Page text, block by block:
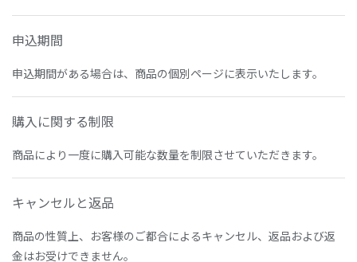
申込期間
申込期間がある場合は、商品の個別ページに表示いたします。
購入に関する制限
商品により一度に購入可能な数量を制限させていただきます。
キャンセルと返品
商品の性質上、お客様のご都合によるキャンセル、返品および返
金はお受けできません。